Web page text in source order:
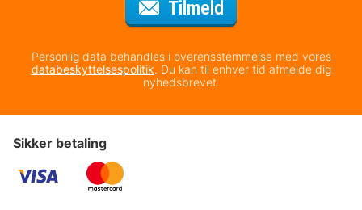
Tilmeld
Personlig data behandles i overensstemmelse med vores
databeskyttelsespolitik. Du kan til enhver tid afmelde dig
nyhedsbrevet.
Sikker betaling